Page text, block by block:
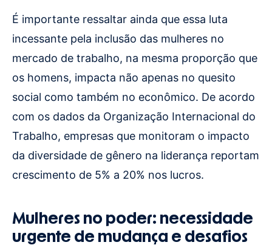
É importante ressaltar ainda que essa luta
incessante pela inclusão das mulheres no
mercado de trabalho, na mesma proporção que
os homens, impacta não apenas no quesito
social como também no econômico. De acordo
com os dados da Organização Internacional do
Trabalho, empresas que monitoram o impacto
da diversidade de gênero na liderança reportam
crescimento de 5% a 20% nos lucros.
Mulheres no poder: necessidade
urgente de mudança e desafios